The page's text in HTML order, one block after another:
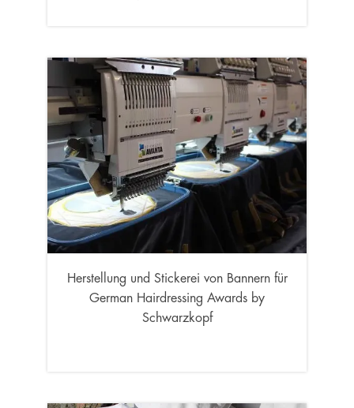
Herstellung und Stickerei von Bannern für
German Hairdressing Awards by
Schwarzkopf